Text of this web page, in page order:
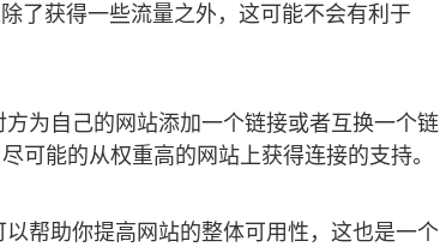
了获得一些流量之外，这可能不会有利于
为自己的网站添加一个链接或者互换一个链
可能的从权重高的网站上获得连接的支持。
帮助你提高网站的整体可用性，这也是一个